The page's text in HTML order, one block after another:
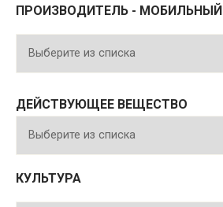
ПРОИЗВОДИТЕЛЬ - МОБИЛЬНЫЙ
ДЕЙСТВУЮЩЕЕ ВЕЩЕСТВО
КУЛЬТУРА